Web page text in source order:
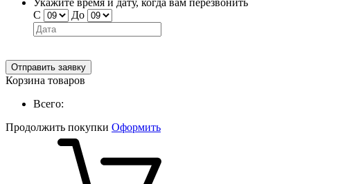
Укажите время и дату, когда вам перезвонить
С
До
Отправить заявку
Корзина товаров
Всего:
Продолжить покупки Оформить